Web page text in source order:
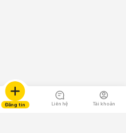
Đăng tin Liên hệ Tài khoản